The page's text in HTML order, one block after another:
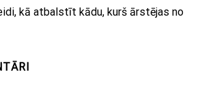
kā atbalstīt kādu, kurš ārstējas no